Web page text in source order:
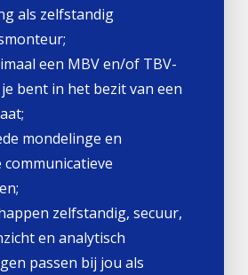
als zelfstandig
een MBV en/of TBV-
bent in het bezit van een
mondelinge en
zelfstandig, secuur,
en analytisch
passen bij jou als